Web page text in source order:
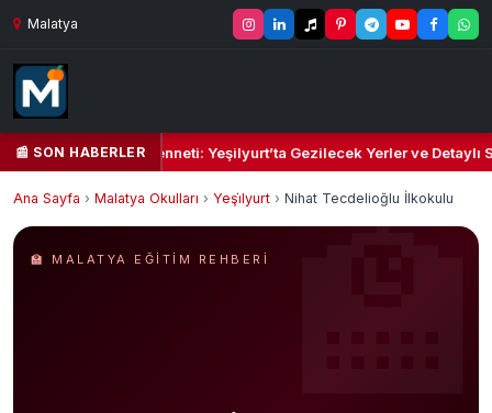
Malatya
📰 SON HABERLER
Kalbi ve Kültür Cenneti: Yeşilyurt’ta Gezilecek Yerler ve Detaylı
Ana Sayfa › Malatya Okulları › Yeşi̇lyurt › Nihat Tecdelioğlu İlkokulu
🏫 MALATYA EĞITIM REHBERI